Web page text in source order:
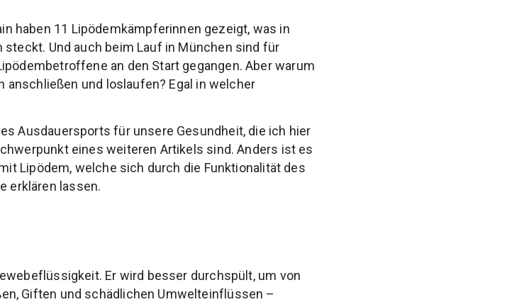
haben 11 Lipödemkämpferinnen gezeigt, was in
Und auch beim Lauf in München sind für
an den Start gegangen. Aber warum
anschließen und loslaufen? Egal in welcher
Ausdauersports für unsere Gesundheit, die ich hier
eines weiteren Artikels sind. Anders ist es
Lipödem, welche sich durch die Funktionalität des
erklären lassen.
Er wird besser durchspült, um von
Giften und schädlichen Umwelteinflüssen –